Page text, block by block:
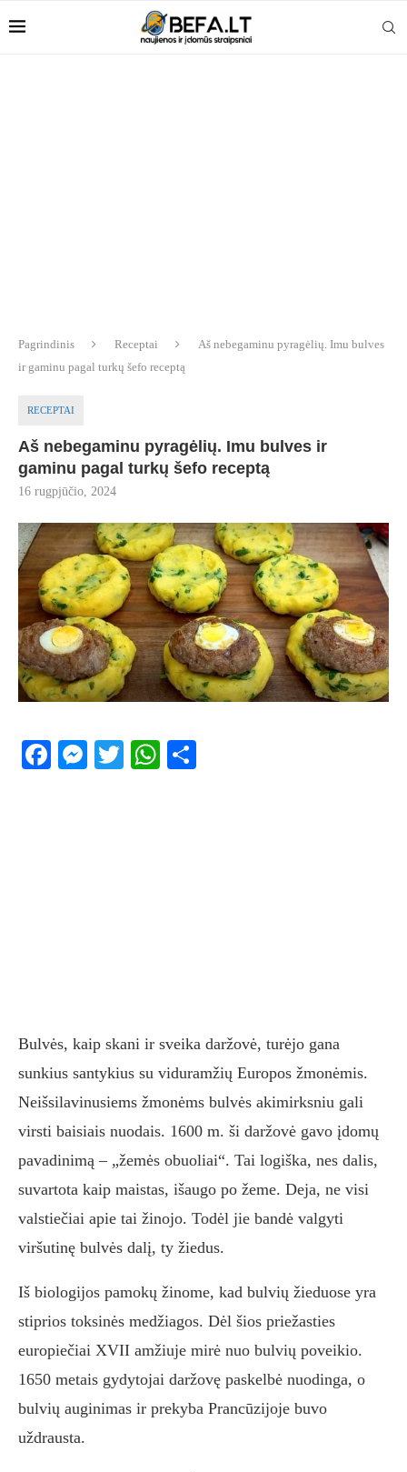
Pagrindinis Receptai
Aš nebegaminu pyragėlių. Imu bulves
ir gaminu pagal turkų šefo receptą
RECEPTAI
Aš nebegaminu pyragėlių. Imu bulves ir
gaminu pagal turkų šefo receptą
16 rugpjūčio, 2024
Facebook
Messenger
TwitterWhatsApp
Bulvės, kaip skani ir sveika daržovė, turėjo gana
sunkius santykius su viduramžių Europos žmonėmis.
Neišsilavinusiems žmonėms bulvės akimirksniu gali
virsti baisiais nuodais. 1600 m. ši daržovė gavo įdomų
pavadinimą – „žemės obuoliai“. Tai logiška, nes dalis,
suvartota kaip maistas, išaugo po žeme. Deja, ne visi
valstiečiai apie tai žinojo. Todėl jie bandė valgyti
viršutinę bulvės dalį, ty žiedus.
Iš biologijos pamokų žinome, kad bulvių žieduose yra
stiprios toksinės medžiagos. Dėl šios priežasties
europiečiai XVII amžiuje mirė nuo bulvių poveikio.
1650 metais gydytojai daržovę paskelbė nuodinga, o
bulvių auginimas ir prekyba Prancūzijoje buvo
uždrausta.